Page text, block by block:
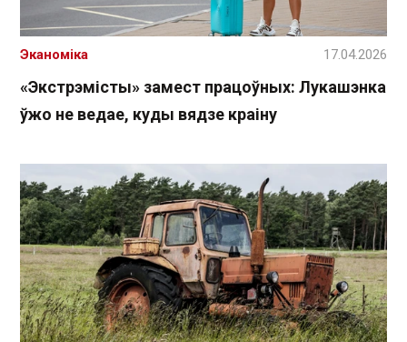
«Экстрэмісты» замест працоўных: Лукашэнка
ўжо не ведае, куды вядзе краіну
Эканоміка 17.04.2026